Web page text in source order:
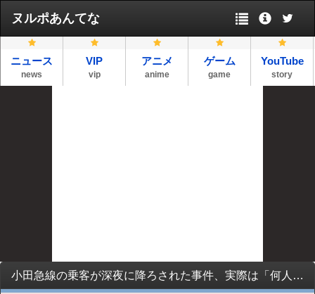
ヌルポあんてな
ニュース
news
VIP
vip
アニメ
anime
ゲーム
game
YouTube
story
小田急線の乗客が深夜に降ろされた事件、実際は「何人かの客がここで降ろせと車掌に詰め寄った結果」だとの証言が出た模様